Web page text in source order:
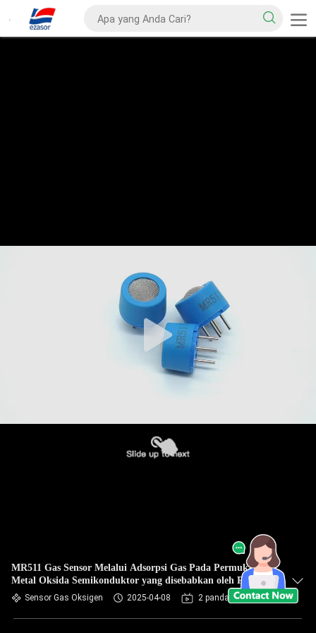
MR511 Gas Sensor Melalui Adsorpsi Gas Pada Permukaan
Metal Oksida Semikonduktor yang disebabkan oleh Prinsip
Perubahan Konduktivitas Termal dan Listrik Untuk
Mencapai Deteksi
Sensor Gas Oksigen 2025-04-08 2 pandangan